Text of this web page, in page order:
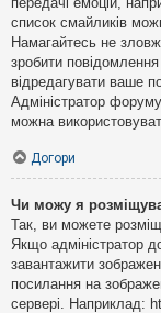
список смайликів
Намагайтесь не
зробити
відредагувати ваше
Адміністратор
можна
Догори
Чи можу я
Так, ви можете
Якщо адміністратор
завантажити
посилання на
сервері. Наприклад: